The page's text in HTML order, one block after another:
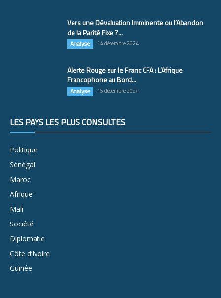
Vers une Dévaluation Imminente ou l’Abandon
de la Parité Fixe ?...
Analyse 14 décembre 2024
Alerte Rouge sur le Franc CFA : L’Afrique
Francophone au Bord...
Analyse 15 décembre 2024
LES PAYS LES PLUS CONSULTÉS
Politique
Sénégal
Maroc
Afrique
Mali
Société
Diplomatie
Côte d’Ivoire
Guinée